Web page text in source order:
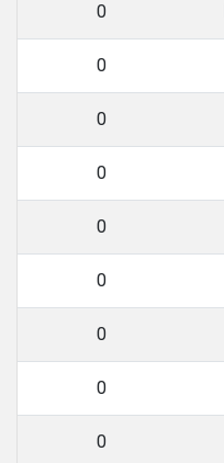
0
0
0
0
0
0
0
0
0